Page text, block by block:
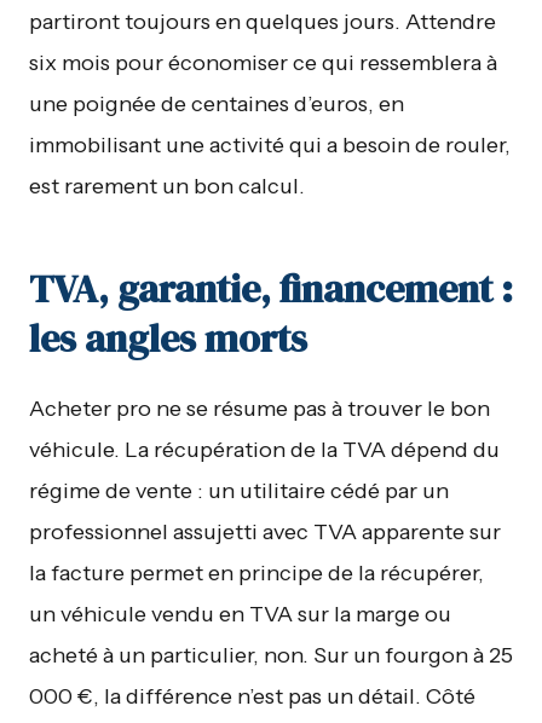
partiront toujours en quelques jours. Attendre
six mois pour économiser ce qui ressemblera à
une poignée de centaines d’euros, en
immobilisant une activité qui a besoin de rouler,
est rarement un bon calcul.
TVA, garantie, financement :
les angles morts
Acheter pro ne se résume pas à trouver le bon
véhicule. La récupération de la TVA dépend du
régime de vente : un utilitaire cédé par un
professionnel assujetti avec TVA apparente sur
la facture permet en principe de la récupérer,
un véhicule vendu en TVA sur la marge ou
acheté à un particulier, non. Sur un fourgon à 25
000 €, la différence n’est pas un détail. Côté